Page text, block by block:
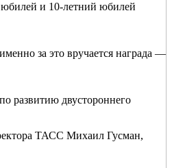
юбилей и 10-летний юбилей
за это вручается награда —
развитию двустороннего
ТАСС Михаил Гусман,